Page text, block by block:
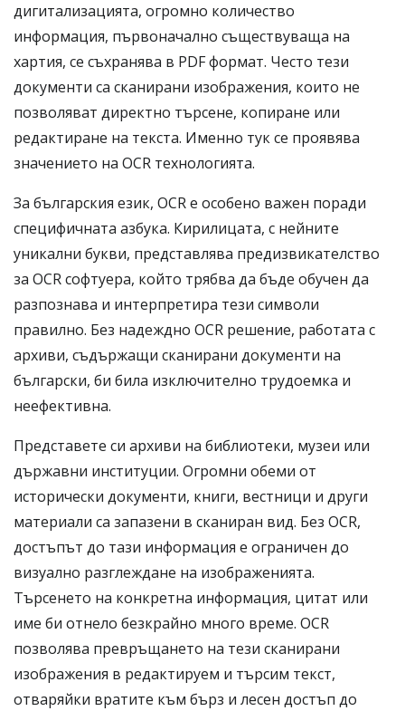
дигитализацията, огромно количество
информация, първоначално съществуваща на
хартия, се съхранява в PDF формат. Често тези
документи са сканирани изображения, които не
позволяват директно търсене, копиране или
редактиране на текста. Именно тук се проявява
значението на OCR технологията.
За българския език, OCR е особено важен поради
специфичната азбука. Кирилицата, с нейните
уникални букви, представлява предизвикателство
за OCR софтуера, който трябва да бъде обучен да
разпознава и интерпретира тези символи
правилно. Без надеждно OCR решение, работата с
архиви, съдържащи сканирани документи на
български, би била изключително трудоемка и
неефективна.
Представете си архиви на библиотеки, музеи или
държавни институции. Огромни обеми от
исторически документи, книги, вестници и други
материали са запазени в сканиран вид. Без OCR,
достъпът до тази информация е ограничен до
визуално разглеждане на изображенията.
Търсенето на конкретна информация, цитат или
име би отнело безкрайно много време. OCR
позволява превръщането на тези сканирани
изображения в редактируем и търсим текст,
отваряйки вратите към бърз и лесен достъп до